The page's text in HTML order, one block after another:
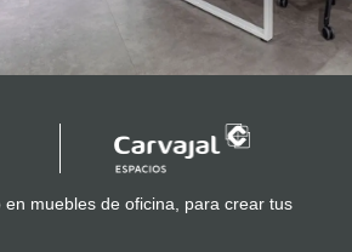
en muebles de oficina, para crear tus